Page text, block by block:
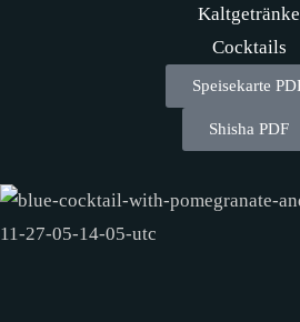
Kaltgetränke
Cocktails
Speisekarte
Shisha PDF